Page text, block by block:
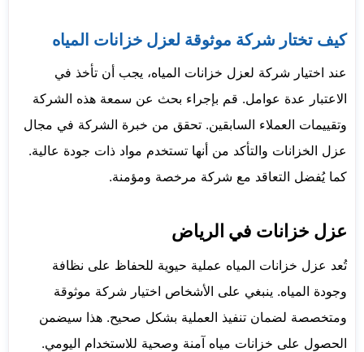
كيف تختار شركة موثوقة لعزل خزانات المياه
عند اختيار شركة لعزل خزانات المياه، يجب أن تأخذ في
الاعتبار عدة عوامل. قم بإجراء بحث عن سمعة هذه الشركة
وتقييمات العملاء السابقين. تحقق من خبرة الشركة في مجال
عزل الخزانات والتأكد من أنها تستخدم مواد ذات جودة عالية.
كما يُفضل التعاقد مع شركة مرخصة ومؤمنة.
عزل خزانات في الرياض
تُعد عزل خزانات المياه عملية حيوية للحفاظ على نظافة
وجودة المياه. ينبغي على الأشخاص اختيار شركة موثوقة
ومتخصصة لضمان تنفيذ العملية بشكل صحيح. هذا سيضمن
الحصول على خزانات مياه آمنة وصحية للاستخدام اليومي.